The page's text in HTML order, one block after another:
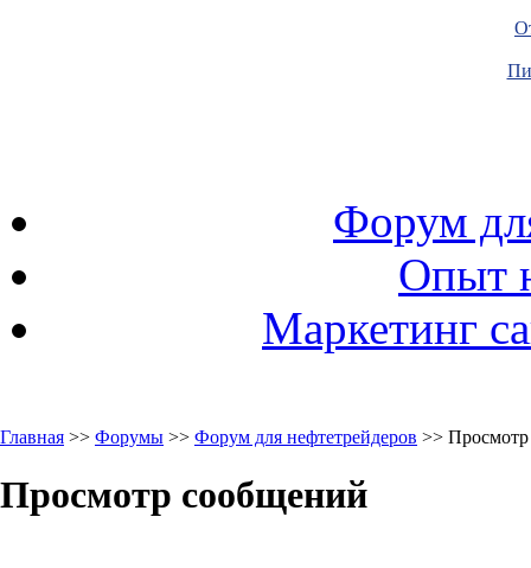
Форум
Опыт
Маркетинг
Главная >> Форумы >> Форум для нефтетрейдеров >>
Просмотр сообщений